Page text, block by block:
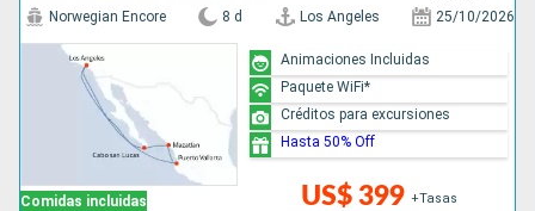
Comidas incluidas
Norwegian Encore 8 d Los Angeles 25/10/2026
US$ 399 +Tasas
Animaciones Incluidas
Paquete WiFi*
Créditos para excursiones
Hasta 50% Off